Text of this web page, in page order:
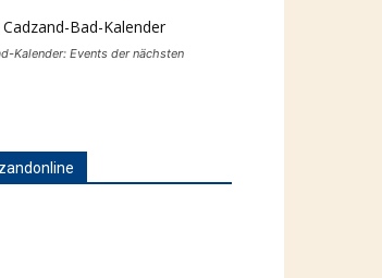
Kalender: Events der nächsten